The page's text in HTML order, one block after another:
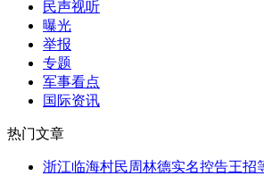
民声视听
曝光
举报
专题
军事看点
国际资讯
热门文章
浙江临海村民周林德实名控告王招